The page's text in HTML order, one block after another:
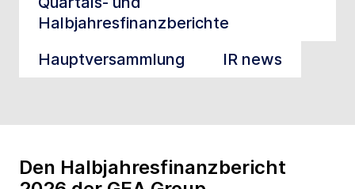
Halbjahresfinanzberichte
Hauptversammlung
IR news
Den Halbjahresfinanzbericht